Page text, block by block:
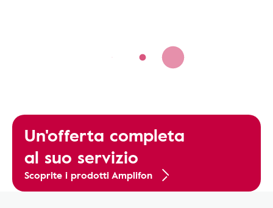
Un'offerta completa
al suo servizio
Scoprite i prodotti Amplifon